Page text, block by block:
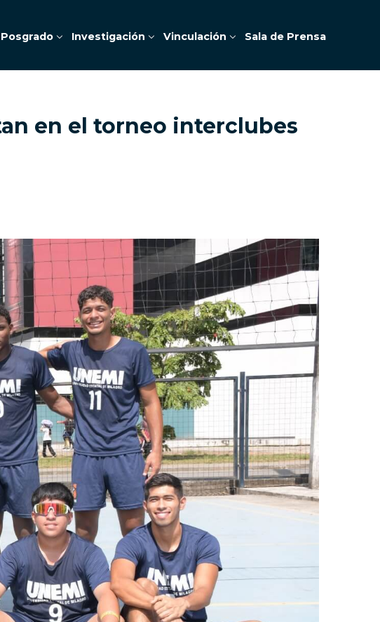
Posgrado Investigación Vinculación Sala de Prensa
en el torneo interclubes